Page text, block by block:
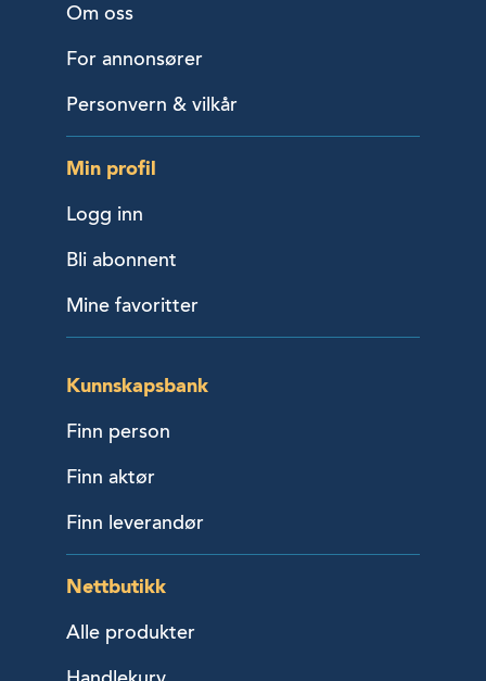
Om oss
For annonsører
Personvern & vilkår
Min profil
Logg inn
Bli abonnent
Mine favoritter
Kunnskapsbank
Finn person
Finn aktør
Finn leverandør
Nettbutikk
Alle produkter